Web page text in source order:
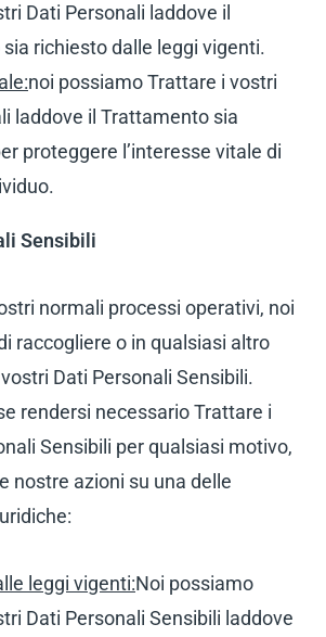
Dati Personali laddove il
richiesto dalle leggi vigenti.
noi possiamo Trattare i vostri
laddove il Trattamento sia
proteggere l’interesse vitale di
Sensibili
normali processi operativi, noi
raccogliere o in qualsiasi altro
Dati Personali Sensibili.
rendersi necessario Trattare i
Sensibili per qualsiasi motivo,
nostre azioni su una delle
leggi vigenti:Noi possiamo
Dati Personali Sensibili laddove